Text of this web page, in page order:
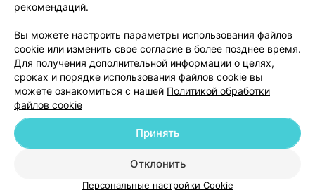
Добавить компанию
Добавить специалиста
Новости проекта
Размещение рекламы
Медицинский маркетинг
Публичный договор
рекомендаций.
Вы можете настроить параметры использования файлов
cookie или изменить свое согласие в более позднее время.
Для получения дополнительной информации о целях,
сроках и порядке использования файлов cookie вы
можете ознакомиться с нашей Политикой обработки
файлов cookie
Отклонить
Принять
Персональные настройки Cookie